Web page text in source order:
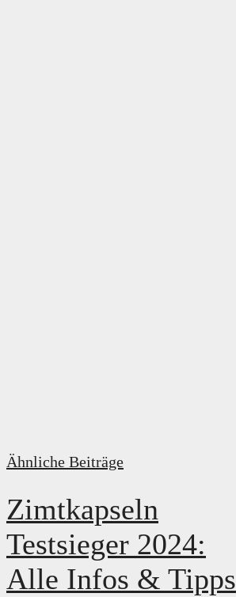
Ähnliche Beiträge
Zimtkapseln
Testsieger 2024:
Alle Infos & Tipps